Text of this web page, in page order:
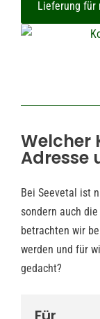
Lieferung für
Welcher
Adresse
Bei Seevetal ist
sondern auch
betrachten wir
werden und für
gedacht?